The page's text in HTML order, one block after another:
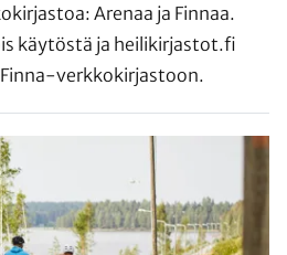
Arenaa ja Finnaa.
käytöstä ja heilikirjastot.fi
verkkokirjastoon.